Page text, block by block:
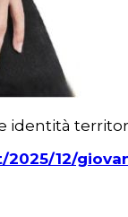
identità
2025/12/